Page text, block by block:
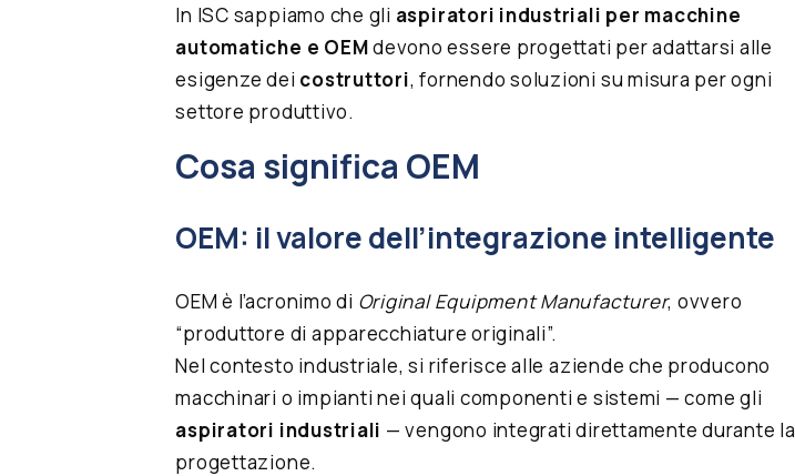
In ISC sappiamo che gli aspiratori industriali per macchine
automatiche e OEMdevono essere progettati per adattarsi alle
esigenze dei costruttori, fornendo soluzioni su misura per ogni
settore produttivo.
Cosa significa OEM
OEM: il valore dell’integrazione intelligente
OEM è l’acronimo di Original Equipment Manufacturer, ovvero
“produttore di apparecchiature originali”.
Nel contesto industriale, si riferisce alle aziende che producono
macchinari o impianti nei quali componenti e sistemi — come gli
aspiratori industriali — vengono integrati direttamente durante la
progettazione.